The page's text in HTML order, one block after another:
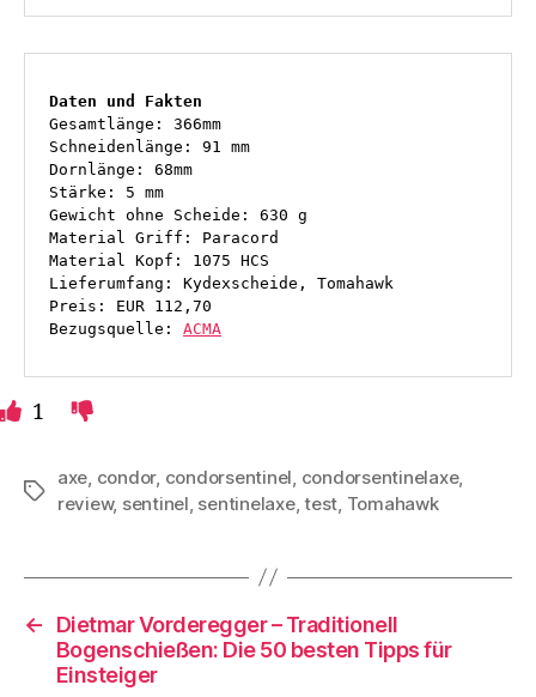
Daten und Fakten
Gesamtlänge: 366mm
Schneidenlänge: 91 mm
Dornlänge: 68mm
Stärke: 5 mm
Gewicht ohne Scheide: 630 g
Material Griff: Paracord
Material Kopf: 1075 HCS
Lieferumfang: Kydexscheide, Tomahawk
Preis: EUR 112,70
Bezugsquelle: ACMA
1
Schlagwörter
axe, condor, condorsentinel, condorsentinelaxe,
review, sentinel, sentinelaxe,test, Tomahawk
←
Dietmar Vorderegger – Traditionell
Bogenschießen: Die 50 besten Tipps für
Einsteiger